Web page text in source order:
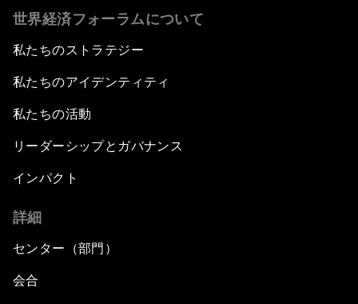
世界経済フォーラムについて
私たちのストラテジー
私たちのアイデンティティ
私たちの活動
リーダーシップとガバナンス
インパクト
詳細
センター（部門）
会合